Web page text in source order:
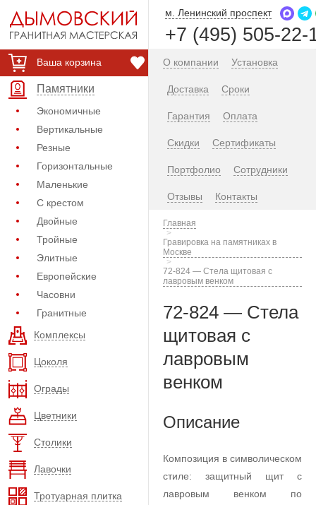
Ваша корзина
Памятники
Экономичные
Вертикальные
Резные
Горизонтальные
Маленькие
С крестом
Двойные
Тройные
Элитные
Европейские
Часовни
Гранитные
Комплексы
Цоколя
Ограды
Цветники
Столики
Лавочки
Тротуарная плитка
м. Ленинский проспект
+7 (495) 505-22-
О компании Установка
Доставка Сроки
Гарантия Оплата
Скидки Сертификаты
Портфолио Сотрудники
Отзывы Контакты
Главная
Гравировка на памятниках в
Москве
72-824 — Стела щитовая с
лавровым венком
72-824 — Стела
щитовая с
лавровым
венком
Описание
Композиция в символическом
стиле: защитный щит с
лавровым венком по